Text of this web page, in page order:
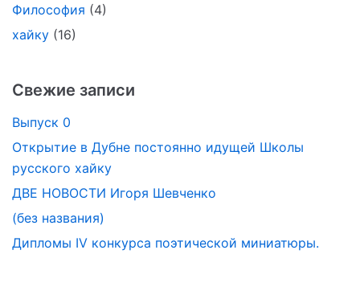
Философия (4)
хайку (16)
Свежие записи
Выпуск 0
Открытие в Дубне постоянно идущей Школы
русского хайку
ДВЕ НОВОСТИ Игоря Шевченко
(без названия)
Дипломы IV конкурса поэтической миниатюры.